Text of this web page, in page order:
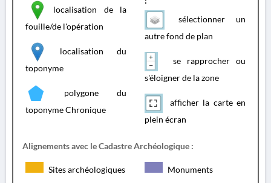
localisation de la
fouille/de l'opération
localisation du
toponyme
polygone du
toponyme Chronique
sélectionner un
autre fond de plan
se rapprocher ou
s'éloigner de la zone
afficher la carte en
plein écran
Alignements avec le Cadastre Archéologique :
Sites archéologiques Monuments